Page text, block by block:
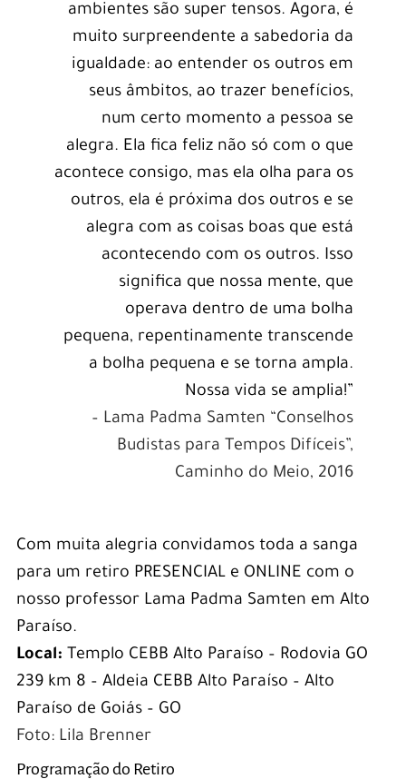
ambientes são super tensos. Agora, é
muito surpreendente a sabedoria da
igualdade: ao entender os outros em
seus âmbitos, ao trazer benefícios,
num certo momento a pessoa se
alegra. Ela fica feliz não só com o que
acontece consigo, mas ela olha para os
outros, ela é próxima dos outros e se
alegra com as coisas boas que está
acontecendo com os outros. Isso
significa que nossa mente, que
operava dentro de uma bolha
pequena, repentinamente transcende
a bolha pequena e se torna ampla.
Nossa vida se amplia!”
– Lama Padma Samten “Conselhos
Budistas para Tempos Difíceis”,
Caminho do Meio, 2016
Com muita alegria convidamos toda a sanga
para um retiro PRESENCIAL e ONLINE com o
nosso professor Lama Padma Samten em Alto
Paraíso.
Local: Templo CEBB Alto Paraíso – Rodovia GO
239 km 8 – Aldeia CEBB Alto Paraíso – Alto
Paraíso de Goiás – GO
Foto: Lila Brenner
Programação do Retiro